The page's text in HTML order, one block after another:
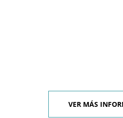
VER MÁS